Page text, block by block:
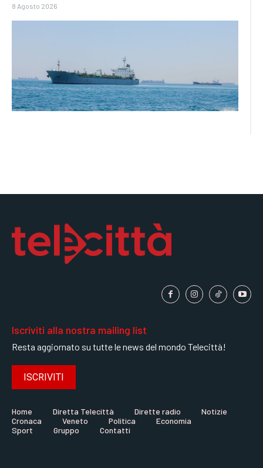
8 Agosto 2026
Iscriviti alla nostra mailing list
Resta aggiornato su tutte le news del mondo Telecittà!
ISCRIVITI
Home Diretta Telecittà Dirette radio
Notizie
Cronaca
Veneto Politica
Economia
Sport
Gruppo Contatti